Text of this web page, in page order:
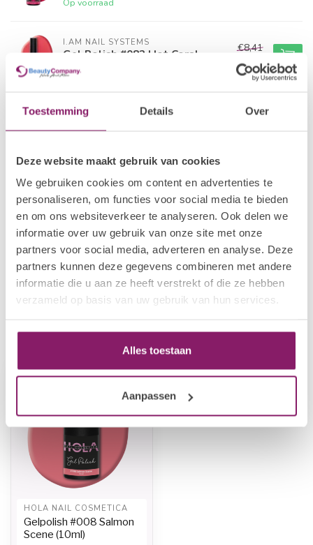
Toestemming Details Over
Deze website maakt gebruik van cookies
We gebruiken cookies om content en advertenties te
personaliseren, om functies voor social media te bieden
en om ons websiteverkeer te analyseren. Ook delen we
informatie over uw gebruik van onze site met onze
partners voor social media, adverteren en analyse. Deze
partners kunnen deze gegevens combineren met andere
informatie die u aan ze heeft verstrekt of die ze hebben
verzameld op basis van uw gebruik van hun services.
Alles toestaan
Aanpassen
I.AM NAIL SYSTEMS
Gel Polish #082 Hot Coral
Op voorraad
€8,41
€6,73
I.AM NAIL SYSTEMS
Gel Polish #001 A'dam
€8,41
Gelpolish 25 Tropical Bird
Op voorraad
€21,80
€15,26
I.AM COLLECTION BY BO.
Gel Polish #042 Reflecting
Pink
Op voorraad
€12,50
€10,00
-45%
-45%
HOLA NAIL COSMETICA
Gelpolish #008 Salmon
Scene (10ml)